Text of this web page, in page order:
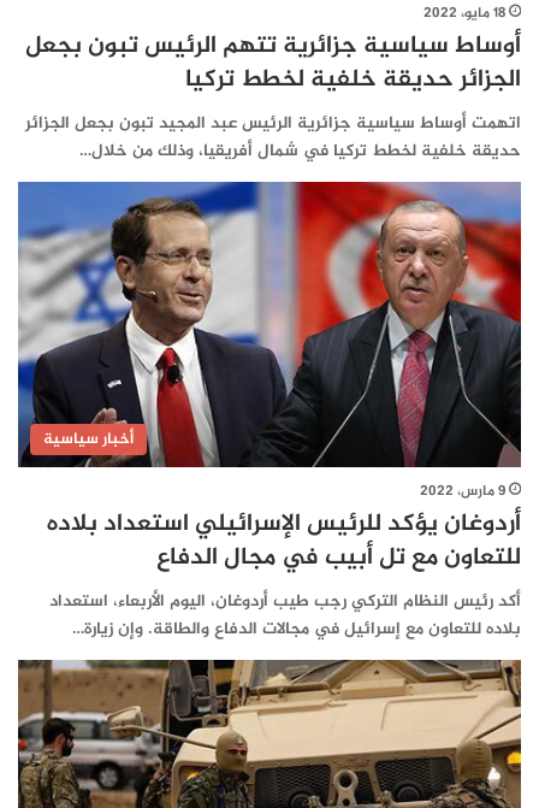
18 مايو، 2022
أوساط سياسية جزائرية تتهم الرئيس تبون بجعل
الجزائر حديقة خلفية لخطط تركيا
اتهمت أوساط سياسية جزائرية الرئيس عبد المجيد تبون بجعل الجزائر
حديقة خلفية لخطط تركيا في شمال أفريقيا، وذلك من خلال…
أخبار سياسية
9 مارس، 2022
أردوغان يؤكد للرئيس الإسرائيلي استعداد بلاده
للتعاون مع تل أبيب في مجال الدفاع
أكد رئيس النظام التركي رجب طيب أردوغان، اليوم الأربعاء، استعداد
بلاده للتعاون مع إسرائيل في مجالات الدفاع والطاقة. وإن زيارة…